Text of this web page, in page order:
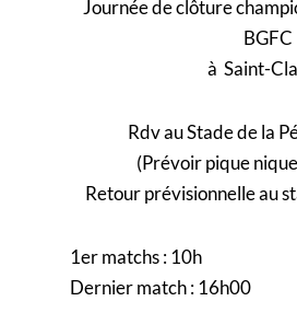
Journée de clôture
BGFC
à Saint-
Rdv au Stade de la
(Prévoir pique
Retour prévisionnelle au
1er matchs : 10h
Dernier match : 16h00